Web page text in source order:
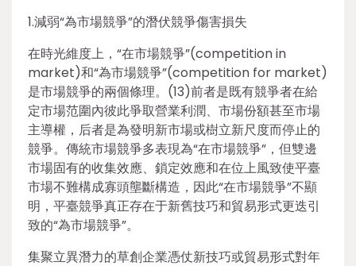
1.減弱“為市場競爭”的潛伏競爭傷害損失
在時光維度上，“在市場競爭”(competition in
market)和“為市場競爭”(competition for market)
是市場競爭的兩個條理。(13)前者是既有競爭者在給
定市場范圍內彼此爭取營業利潤、市場份額甚至市場
主導權，后者是為發明新市場或樹立新尺度而停止的
競爭。傳統市場競爭多表現為“在市場競爭”，但雙邊
市場固有的收集效應、鎖定效應和在位上風致使平臺
市場不難構成寡頭壟斷構造，因此“在市場競爭”不顯
明，平臺競爭真正存在于新舊技巧和貿易形式更迭引
致的“為市場競爭”。
集聚立異潛力的草創企業憑仗新技巧或貿易形式對年